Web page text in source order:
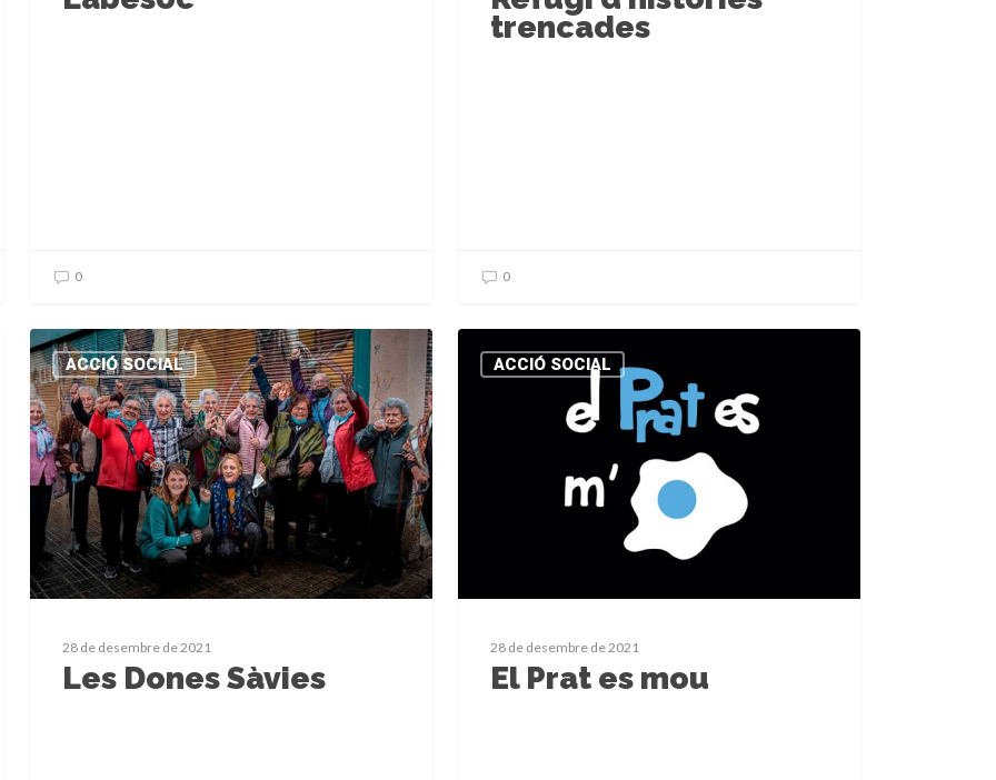
0
trencades
0
ACCIÓ SOCIAL
28 de desembre de 2021
Les Dones Sàvies
ACCIÓ SOCIAL
28 de desembre de 2021
El Prat es mou